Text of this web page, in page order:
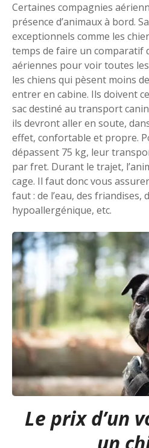
Certaines compagnies
présence d’animaux à bord.
exceptionnels comme les
temps de faire un comparatif
aériennes pour voir toutes
les chiens qui pèsent moins
entrer en cabine. Ils doivent
sac destiné au transport
ils devront aller en soute,
effet, confortable et propre.
dépassent 75 kg, leur
par fret. Durant le trajet,
cage. Il faut donc vous
faut : de l’eau, des friandises,
hypoallergénique, etc.
Le prix d’un